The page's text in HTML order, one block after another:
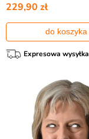
229,90 zł
do koszyka
Expresowa wysyłka